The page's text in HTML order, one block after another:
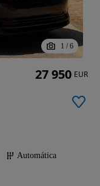
1 / 6
Automática
27 950 EUR